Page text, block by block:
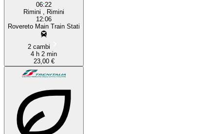
06:22
Rimini , Rimini
12:06
Rovereto Main Train Stati
2 cambi
4 h 2 min
23,00 €